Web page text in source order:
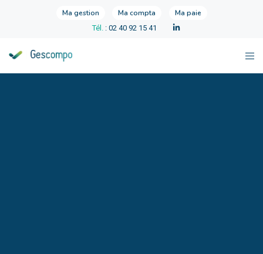
Ma gestion Ma compta Ma paie
Tél. : 02 40 92 15 41